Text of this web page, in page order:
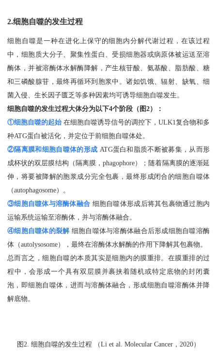
2.细胞自噬的发生过程
细胞自噬是一种在进化上保守的细胞内分解代谢过程，在该过程
中，细胞质大分子、聚集性蛋白、受损细胞器或病原体被运送至溶
酶体，并被溶酶体水解酶降解，产生核苷酸、氨基酸、脂肪酸、糖
和三磷酸腺苷，最终再循环到胞浆中。诸如饥饿、辐射、缺氧、细
菌入侵、生长因子匮乏等多种因素均可诱导细胞自噬发生。
细胞自噬的发生过程大体分为以下4个阶段（图2）：
①细胞自噬的起始 在细胞自噬诱导信号的调控下，ULK1复合物和多
种ATG蛋白被活化，并定位于前细胞自噬体处。
②隔离膜和细胞自噬体的形成 ATG蛋白和脂质不断被募集，从而形
成杯状的双层膜结构（隔离膜，phagophore）；随着隔离膜的逐渐延
伸，将要被降解的胞浆成分完全包裹，最终形成闭合的细胞自噬体
（autophagosome）。
③细胞自噬体与溶酶体融合 细胞自噬体形成后将其包裹物通过胞内
运输系统运输至溶酶体，并与溶酶体融合。
④细胞自噬体的裂解细胞自噬体与溶酶体融合后形成细胞自噬溶酶
体（autolysosome），最终在溶酶体水解酶的作用下降解其包裹物。
总而言之，细胞自噬的本质其实是细胞内的膜重排。在膜重排的过
程中，会形成一个具有双层膜并裹挟着随机或特定底物的封闭囊
泡，即细胞自噬体，进而与溶酶体融合，形成细胞自噬溶酶体并降
解底物。
图2. 细胞自噬的发生过程 （Li et al. Molecular Cancer，2020）